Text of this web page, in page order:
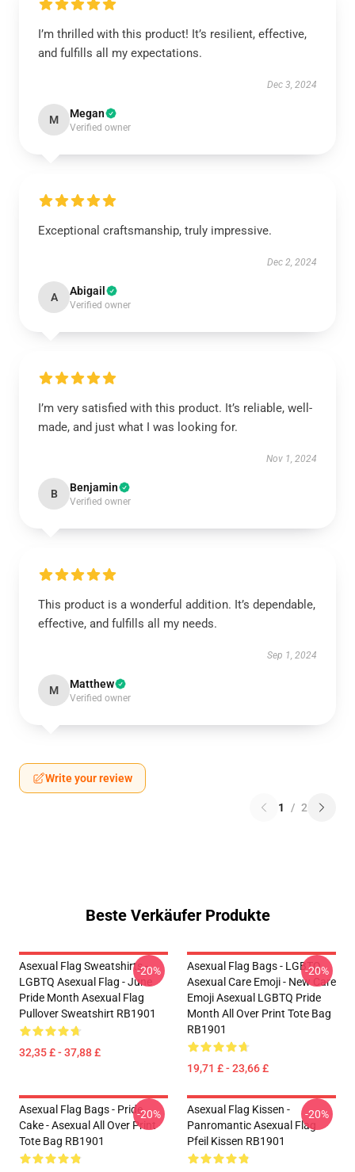
I’m thrilled with this product! It’s resilient, effective,
and fulfills all my expectations.
Dec 3, 2024
M Megan
Verified owner
Exceptional craftsmanship, truly impressive.
Dec 2, 2024
A Abigail
Verified owner
I’m very satisfied with this product. It’s reliable, well-
made, and just what I was looking for.
Nov 1, 2024
B Benjamin
Verified owner
This product is a wonderful addition. It’s dependable,
effective, and fulfills all my needs.
Sep 1, 2024
M Matthew
Verified owner
Write your review
1 / 2
Beste Verkäufer Produkte
Asexual Flag Sweatshirts -
LGBTQ Asexual Flag - June
Pride Month Asexual Flag
Pullover Sweatshirt RB1901
32,35 £ - 37,88 £
-20%
Asexual Flag Bags - LGBTQ
Asexual Care Emoji - New Care
Emoji Asexual LGBTQ Pride
Month All Over Print Tote Bag
RB1901
19,71 £ - 23,66 £
-20%
Asexual Flag Bags - Pride
Cake - Asexual All Over Print
Tote Bag RB1901
-20%
Asexual Flag Kissen -
Panromantic Asexual Flag
Pfeil Kissen RB1901
-20%